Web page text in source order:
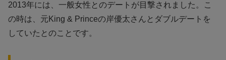
2013年には、一般女性とのデートが目撃されました。こ
の時は、元King & Princeの岸優太さんとダブルデートを
していたとのことです。